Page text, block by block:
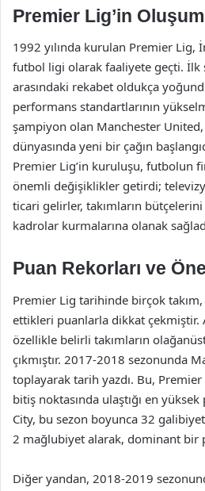
Premier Lig’in
1992 yılında kurulan Premier Lig,
futbol ligi olarak faaliyete geçti. İlk
arasındaki rekabet oldukça
performans standartlarının
şampiyon olan Manchester
dünyasında yeni bir çağın
Premier Lig’in kuruluşu, futbolun
önemli değişiklikler getirdi;
ticari gelirler, takımların
kadrolar kurmalarına olanak
Puan Rekorları ve
Premier Lig tarihinde birçok
ettikleri puanlarla dikkat çekmiştir.
özellikle belirli takımların
çıkmıştır. 2017-2018 sezonunda
toplayarak tarih yazdı. Bu,
bitiş noktasında ulaştığı en
City, bu sezon boyunca 32
2 mağlubiyet alarak, dominant bir
Diğer yandan, 2018-2019